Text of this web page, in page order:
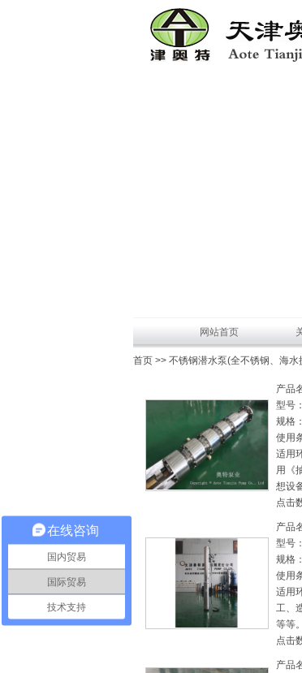
网站首页
首页 >> 不锈钢潜水泵(全不锈钢、海水
产品
型号
规格
使用
适用
用《
想设
点击
产品
型号
规格
使用
适用
工、
等等。
点击
产品
在线咨询
国内贸易
国际贸易
技术支持